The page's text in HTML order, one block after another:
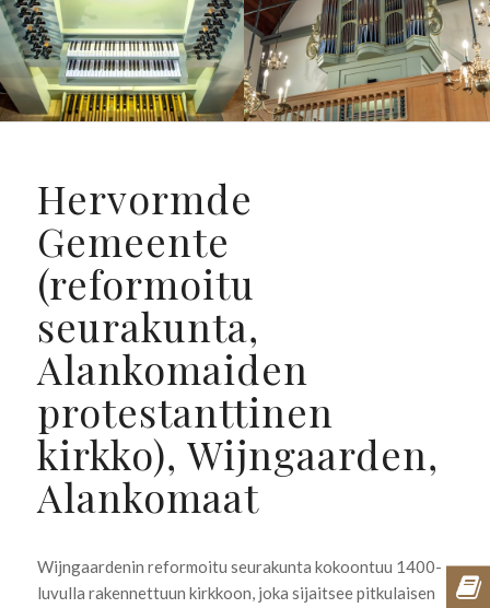
Hervormde
Gemeente
(reformoitu
seurakunta,
Alankomaiden
protestanttinen
kirkko), Wijngaarden,
Alankomaat
Wijngaardenin reformoitu seurakunta kokoontuu 1400-
luvulla rakennettuun kirkkoon, joka sijaitsee pitkulaisen